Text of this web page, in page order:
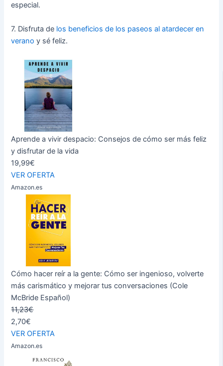
especial.
7. Disfruta de los beneficios de los paseos al atardecer en
verano y sé feliz.
Aprende a vivir despacio: Consejos de cómo ser más feliz
y disfrutar de la vida
19,99€
VER OFERTA
Amazon.es
Cómo hacer reír a la gente: Cómo ser ingenioso, volverte
más carismático y mejorar tus conversaciones (Cole
McBride Español)
11,23€
2,70€
VER OFERTA
Amazon.es